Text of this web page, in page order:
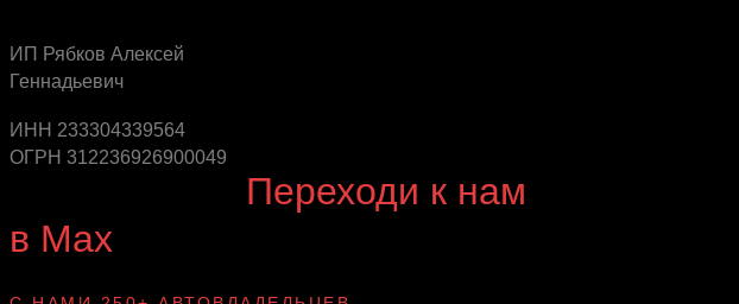
новинок и новых поступлений на склад
Переходи к нам
в Max
ИП Рябков Алексей
Геннадьевич
ИНН 233304339564
ОГРН 312236926900049